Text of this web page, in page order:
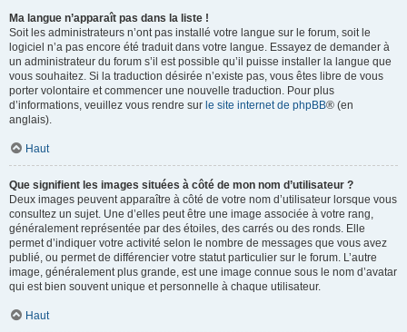
Ma langue n’apparaît pas dans la liste !
Soit les administrateurs n’ont pas installé votre langue sur le forum, soit le
logiciel n’a pas encore été traduit dans votre langue. Essayez de demander à
un administrateur du forum s’il est possible qu’il puisse installer la langue que
vous souhaitez. Si la traduction désirée n’existe pas, vous êtes libre de vous
porter volontaire et commencer une nouvelle traduction. Pour plus
d’informations, veuillez vous rendre sur le site internet de phpBB® (en
anglais).
Haut
Que signifient les images situées à côté de mon nom d’utilisateur ?
Deux images peuvent apparaître à côté de votre nom d’utilisateur lorsque vous
consultez un sujet. Une d’elles peut être une image associée à votre rang,
généralement représentée par des étoiles, des carrés ou des ronds. Elle
permet d’indiquer votre activité selon le nombre de messages que vous avez
publié, ou permet de différencier votre statut particulier sur le forum. L’autre
image, généralement plus grande, est une image connue sous le nom d’avatar
qui est bien souvent unique et personnelle à chaque utilisateur.
Haut